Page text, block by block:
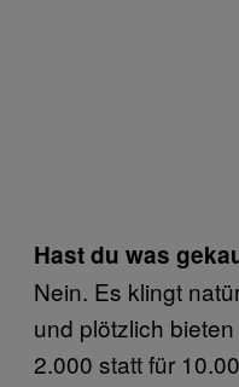
Hast du was
Nein. Es klingt
und plötzlich
2.000 statt für